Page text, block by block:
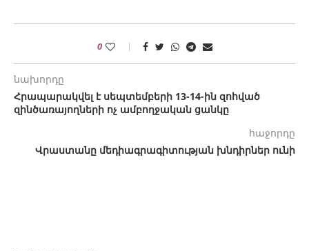
0
նախորդը
Հրապարակվել է սեպտեմբերի 13-14-ին զոհված
զինծառայողների ոչ ամբողջական ցանկը
հաջորդը
Վրաստանը մեդիագրագիտության խնդիրներ ունի